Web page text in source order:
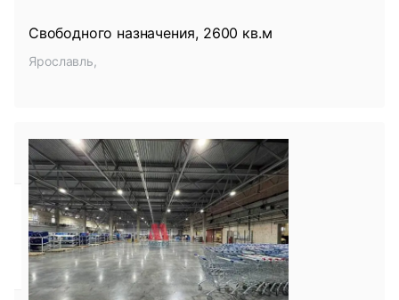
Свободного назначения, 2600 кв.м
Ярославль,